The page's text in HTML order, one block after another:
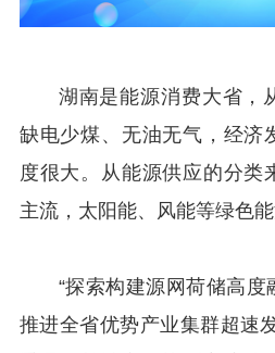
湖南是能源消费大省，
缺电少煤、无油无气，经济
度很大。从能源供应的分类
主流，太阳能、风能等绿色能
“探索构建源网荷储高度
推进全省优势产业集群超速